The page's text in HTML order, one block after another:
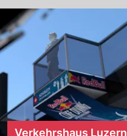
Verkehrshaus Luzern